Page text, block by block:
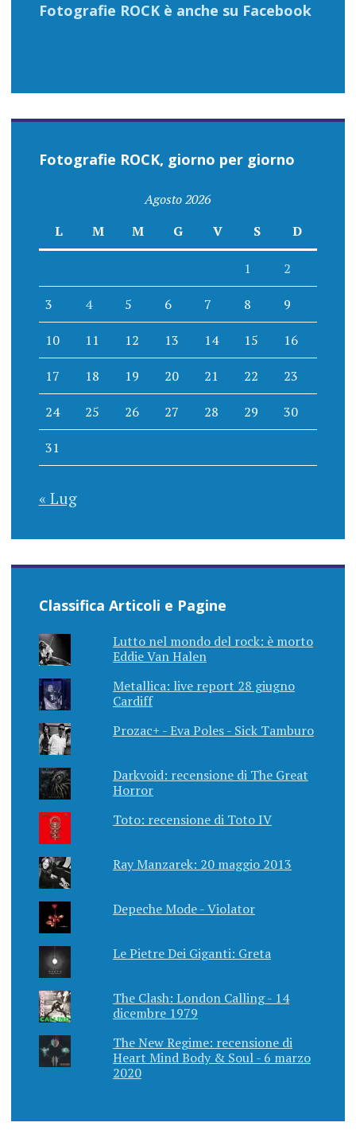
Fotografie ROCK è anche su Facebook
Fotografie ROCK, giorno per giorno
Agosto 2026
L
M M G V S D
1 2
3 4 5 6 7 8 9
10 11 12 13 14 15 16
17 18 19 20 21 22 23
24 25 26 27 28 29 30
31
« Lug
Classifica Articoli e Pagine
Lutto nel mondo del rock: è morto
Eddie Van Halen
Metallica: live report 28 giugno
Cardiff
Prozac+ - Eva Poles - Sick Tamburo
Darkvoid: recensione di The Great
Horror
Toto: recensione di Toto IV
Ray Manzarek: 20 maggio 2013
Depeche Mode - Violator
Le Pietre Dei Giganti: Greta
The Clash: London Calling - 14
dicembre 1979
The New Regime: recensione di
Heart Mind Body & Soul - 6 marzo
2020